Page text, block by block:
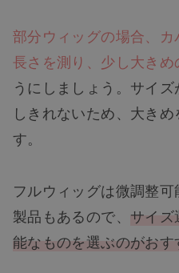
部分ウィッグの場合、
長さを測り、少し大き
うにしましょう。サイ
しきれないため、大き
す。
フルウィッグは微調整
製品もあるので、 サイ
能なものを選ぶのがおす